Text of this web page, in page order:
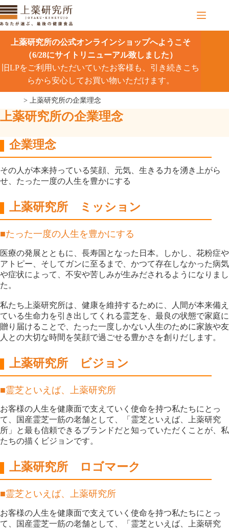
コ
ン
テ
ス
ッ
上薬研究所の公式オンラインショップへようこそ
（6/28にサイトリニューアル致しました）
旧LPをご利用いただいていたお客様も、引き続きこち
らから安心してお買い物いただけます。
> 上薬研究所の企業理念
上薬研究所の企業理念
企業理念
その人が本来持っている笑顔、元気、生きる力を湧き上がら
せ、たった一度の人生を豊かにする
上薬研究所 ミッション
■たった一度の人生を豊かにする
医療の発展とともに、長寿国となった日本。しかし、花粉症や
アトピー、そしてガンに至るまで、かつて存在しなかった病気
や症状によって、不安や苦しみが生みだされるようになりまし
た。
私たち上薬研究所は、健康を維持するために、人間が本来備え
ている生命力を引き出してくれる霊芝を、最良の状態で家庭に
贈り届けることで、たった一度しかない人生のために家族や友
人との大切な時間を笑顔で過ごせる豊かさを創りだします。
上薬研究所 ビジョン
■霊芝といえば、上薬研究所
お客様の人生を健康面で支えていく使命を持つ私たちにとっ
て、国産霊芝一筋の老舗として、「霊芝といえば、上薬研究
所」と最も信頼できるブランドだと知っていただくことが、私
たちの描くビジョンです。
上薬研究所 ロゴマーク
■霊芝といえば、上薬研究所
お客様の人生を健康面で支えていく使命を持つ私たちにとっ
て、国産霊芝一筋の老舗として、「霊芝といえば、上薬研究